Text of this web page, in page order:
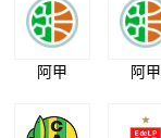
阿甲 阿甲